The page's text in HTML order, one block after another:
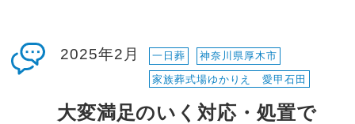
2025年2月 一日葬
神奈川県厚木市
家族葬式場ゆかりえ 愛甲石田
大変満足のいく対応・処置で